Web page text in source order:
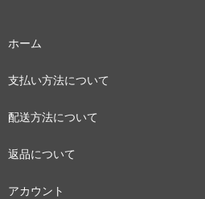
ホーム
支払い方法について
配送方法について
返品について
アカウント